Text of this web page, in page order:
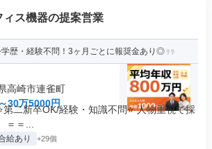
ス機器の提案営業
学歴・経験不問！3ヶ月ごとに報奨金あり◎
高崎市連雀町
30万5000円
第二新卒OK/経験・知識不問⭐ 人物重視で採
＝＝...
給あり +29個